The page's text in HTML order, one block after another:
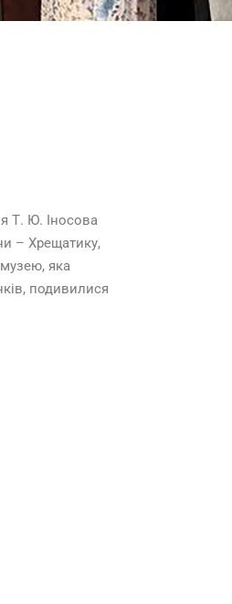
Т. Ю. Іносова
– Хрещатику,
яка
подивилися